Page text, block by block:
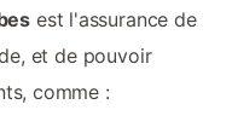
est l'assurance de
et de pouvoir
comme :